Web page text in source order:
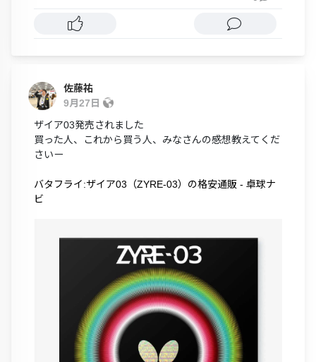
佐藤祐
9月27日
ザイア03発売されました
買った人、これから買う人、みなさんの感想教えてくだ
さいー
バタフライ:ザイア03（ZYRE-03）の格安通販 - 卓球ナ
ビ